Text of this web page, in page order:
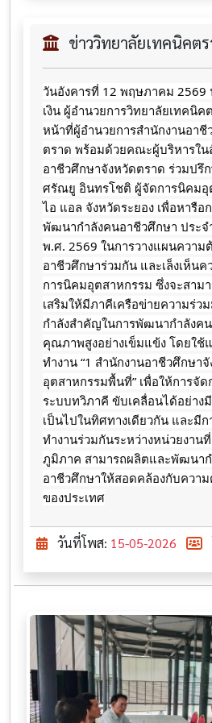
ข่าววิทยาลัยเทคนิคต
วันอังคารที่ 12 พฤษภาคม 2569
เงิน ผู้อำนวยการวิทยาลัยเทคนิ
หน้าที่ผู้อำนวยการสำนักงานอาชี
ตราด พร้อมด้วยคณะผู้บริหารใน
อาชีวศึกษาจังหวัดตราด ร่วมปรึ
ศรัณยู อินทรโชติ ผู้จัดการนิคมอุ
ไอ แอล จังหวัดระยอง เพื่อหารือ
พัฒนากำลังคนอาชีวศึกษา ประ
พ.ศ. 2569 ในการวางแผนความ
อาชีวศึกษาร่วมกัน และเล็งเห็น
การนิคมอุตสาหกรรม ซึ่งจะสาม
เสริมให้มีภาคีเครือข่ายความร่ว
กำลังสำคัญในการพัฒนากำลังค
คุณภาพสูงอย่างเข็มแข้ง โดยใช้
ทำงาน “1 สำนักงานอาชีวศึกษา
อุตสาหกรรมพื้นที่” เพื่อให้การจั
ระบบทวิภาคี ขับเคลื่อนได้อย่าง
เป็นไปในทิศทางเดียวกัน และมี
ทำงานร่วมกันระหว่างหน่วยงาน
ภูมิภาค สามารถผลิตและพัฒนา
อาชีวศึกษาให้สอดคล้องกับควา
ของประเทศ
วันที่โพส: 15-05-2026